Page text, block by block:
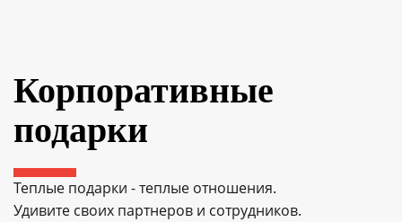
Корпоративные
подарки
Теплые подарки - теплые отношения.
Удивите своих партнеров и сотрудников.